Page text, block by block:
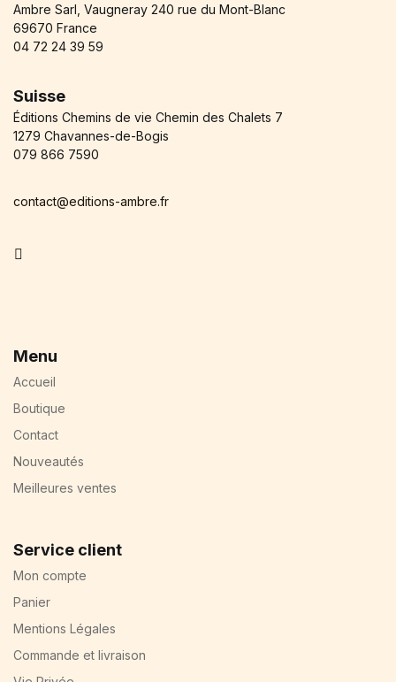
Ambre Sarl, Vaugneray 240 rue du Mont-Blanc
69670 France
04 72 24 39 59
Suisse
Éditions Chemins de vie Chemin des Chalets 7
1279 Chavannes-de-Bogis
079 866 7590
contact@editions-ambre.fr
Menu
Accueil
Boutique
Contact
Nouveautés
Meilleures ventes
Service client
Mon compte
Panier
Mentions Légales
Commande et livraison